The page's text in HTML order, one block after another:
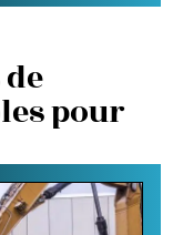
pour